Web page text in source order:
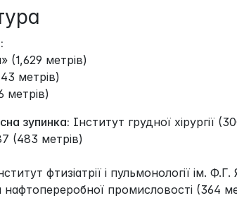
(1,629 метрів)
метрів)
метрів)
зупинка: Інститут грудної хірургії
(483 метрів)
фтизіатрії і пульмонології ім.
нафтопереробної промисловостi (364